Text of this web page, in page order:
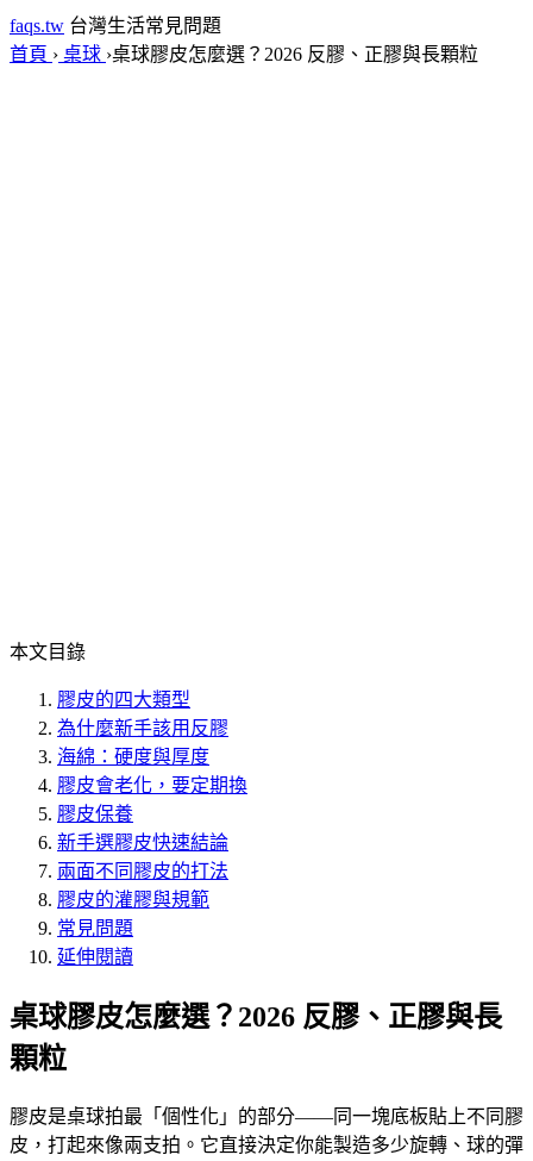
faqs.tw 台灣生活常見問題
首頁 › 桌球 ›桌球膠皮怎麼選？2026 反膠、正膠與長顆粒
本文目錄
膠皮的四大類型
為什麼新手該用反膠
海綿：硬度與厚度
膠皮會老化，要定期換
膠皮保養
新手選膠皮快速結論
兩面不同膠皮的打法
膠皮的灌膠與規範
常見問題
延伸閱讀
桌球膠皮怎麼選？2026 反膠、正膠與長
顆粒
膠皮是桌球拍最「個性化」的部分——同一塊底板貼上不同膠
皮，打起來像兩支拍。它直接決定你能製造多少旋轉、球的彈